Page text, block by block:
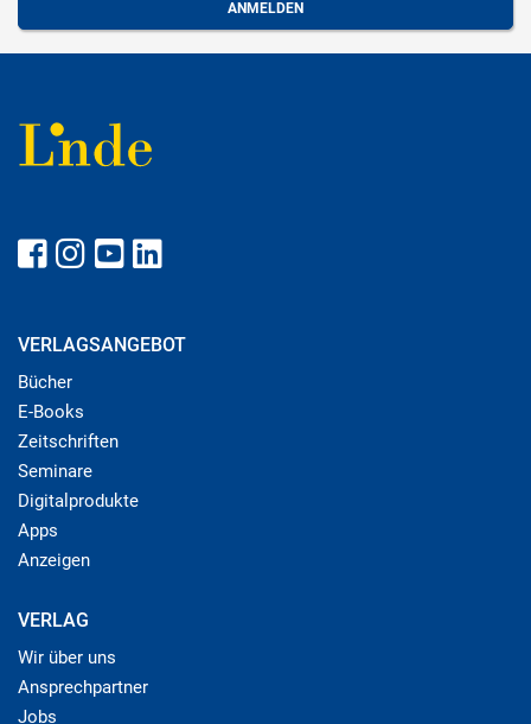
VERLAGSANGEBOT
Bücher
E-Books
Zeitschriften
Seminare
Digitalprodukte
Apps
Anzeigen
VERLAG
Wir über uns
Ansprechpartner
Jobs